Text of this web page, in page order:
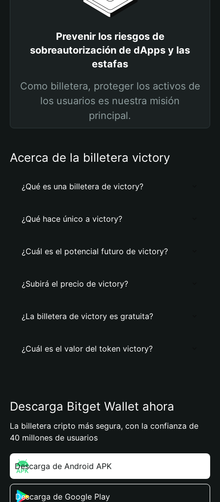
Prevenir los riesgos de
sobreautorización de dApps y las
estafas
Como billetera, proteger los activos de
los usuarios es nuestra misión
principal.
Acerca de la billetera victory
¿Qué es una billetera de victory?
¿Qué hace único a victory?
¿Cuál es el potencial futuro de victory?
¿Subirá el precio de victory?
¿La billetera de victory es gratuita?
¿Cuál es el valor del token victory?
Descarga Bitget Wallet ahora
La billetera cripto más segura, con la confianza de
40 millones de usuarios
Descarga de Android APK
Descarga de Google Play